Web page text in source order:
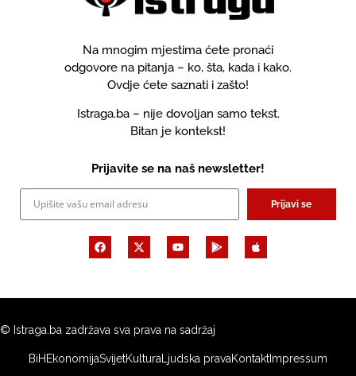
Na mnogim mjestima ćete pronaći
odgovore na pitanja – ko, šta, kada i kako.
Ovdje ćete saznati i zašto!
Istraga.ba – nije dovoljan samo tekst.
Bitan je kontekst!
Prijavite se na naš newsletter!
Prijavi se
© Istraga.ba zadržava sva prava na sadržaj
BiHEkonomijaSvijetKulturaLjudska pravaKontaktImpressum